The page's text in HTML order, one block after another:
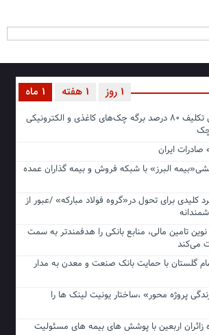
1 ماه 1 هفته 1 روز
محاسبه جداگانه تعیین تکلیف ۸۰ درصد برگه چک‌های کاغذی و الکترونیکی
ایران
البرز» با شبکه فروش و بیمه گذاران عمده
آینده، ۶ راهبرد کلیدی برای تحول در«گروه فولاد مبارکه» /عبور از
نوین تامین مالی، منابع بانکی را هدفمندتر به سمت
می‌کند
گلستان با حمایت بانک صنعت و معدن به مدار
پروژه محور» ،ساختار یونیت لینک ها را
زائران اربعین با پوشش های بیمه های مسئولیت